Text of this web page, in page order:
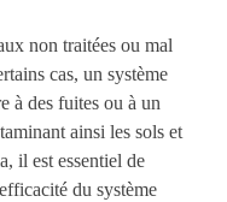
non traitées ou mal
cas, un système
à des fuites ou à un
ainsi les sols et
il est essentiel de
du système